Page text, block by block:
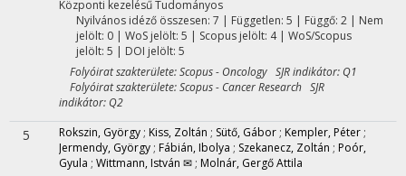
Központi kezelésűTudományos
Nyilvános idéző összesen: 7 | Független: 5 | Függő: 2 | Nem
jelölt: 0 | WoS jelölt: 5 | Scopus jelölt: 4 | WoS/Scopus
jelölt: 5 | DOI jelölt: 5
Folyóirat szakterülete: Scopus - Oncology SJR indikátor: Q1
Folyóirat szakterülete: Scopus - Cancer Research SJR
indikátor: Q2
5 Rokszin, György ; Kiss, Zoltán ; Sütő, Gábor ; Kempler, Péter ;
Jermendy, György ; Fábián, Ibolya ; Szekanecz, Zoltán ; Poór,
Gyula ; Wittmann, István ✉ ; Molnár, Gergő Attila